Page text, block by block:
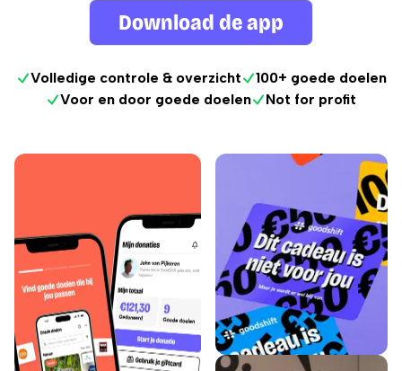
Download de app
Volledige controle & overzicht
100+ goede doelen
Voor en door goede doelen
Not for profit